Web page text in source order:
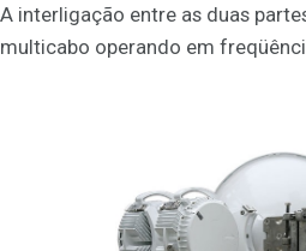
A interligação entre as duas
multicabo operando em